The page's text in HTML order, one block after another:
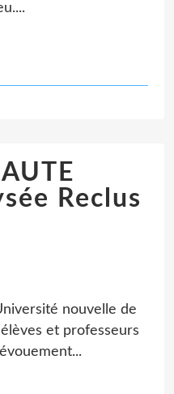
Reclus
nouvelle de
et professeurs